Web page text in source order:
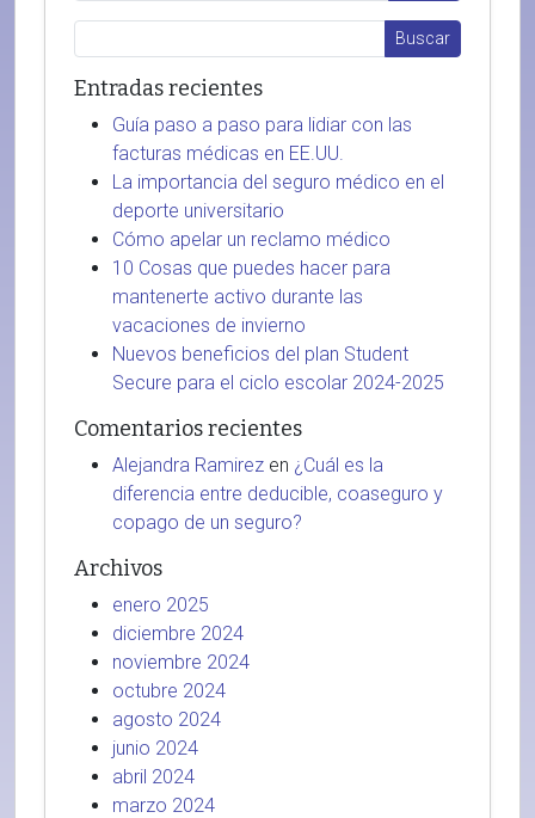
Entradas recientes
Guía paso a paso para lidiar con las
facturas médicas en EE.UU.
La importancia del seguro médico en el
deporte universitario
Cómo apelar un reclamo médico
10 Cosas que puedes hacer para
mantenerte activo durante las
vacaciones de invierno
Nuevos beneficios del plan Student
Secure para el ciclo escolar 2024-2025
Comentarios recientes
Alejandra Ramirez en ¿Cuál es la
diferencia entre deducible, coaseguro y
copago de un seguro?
Archivos
enero 2025
diciembre 2024
noviembre 2024
octubre 2024
agosto 2024
junio 2024
abril 2024
marzo 2024